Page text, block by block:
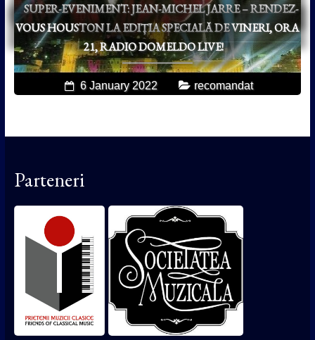
SUPER-EVENIMENT: JEAN-MICHEL JARRE – RENDEZ-
VOUS HOUSTON LA EDIȚIA SPECIALĂ DE VINERI, ORA
21, RADIO DOMELDO LIVE!
6 January 2022 recomandat
Parteneri